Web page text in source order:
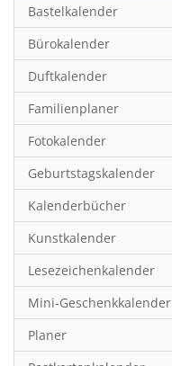
Familienplaner
Fantasy
Film
Fotokunst
Frauen
Fußball
Gaming
Geburtstagskalender
Geschichte
Hobby & Basteln
Humor & Cartoon
Bastelkalender
Bürokalender
Duftkalender
Familienplaner
Fotokalender
Geburtstagskalender
Kalenderbücher
Kunstkalender
Lesezeichenkalender
Mini-Geschenkkalender
Planer